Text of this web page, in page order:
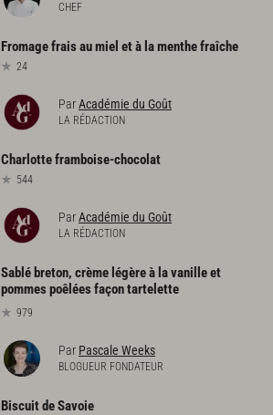
CHEF
Fromagefraisaumiel età lamenthefraîche
24
ParAcadémie du Goût
LA RÉDACTION
Charlotteframboise-chocolat
544
ParAcadémie du Goût
LA RÉDACTION
Sablé breton, crème légère à la vanille et
pommes poêlées façon tartelette
979
Par Pascale Weeks
BLOGUEUR FONDATEUR
BiscuitdeSavoie